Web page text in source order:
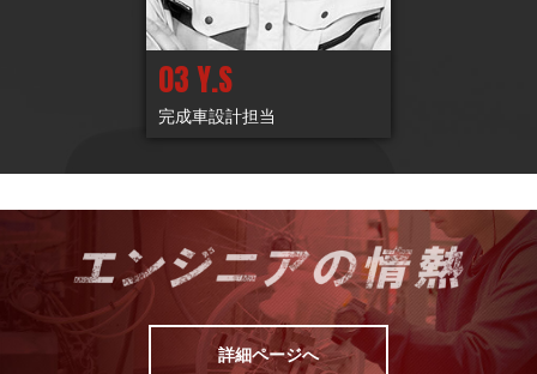
03 Y.S
完成車設計担当
詳細ページへ